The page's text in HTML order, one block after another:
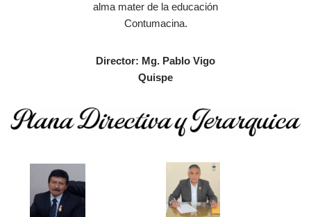
alma mater de la educación
Contumacina.
Director: Mg. Pablo Vigo
Quispe